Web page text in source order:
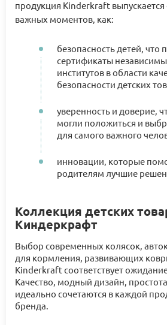
продукция Kinderkraft выпускается
важных моментов, как:
безопасность детей, что
сертификаты
институтов в области
безопасности детских
уверенность и доверие,
могли положиться и
для самого важного
инновации, которые
родителям лучшие
Коллекция детских
Киндеркрафт
Выбор современных колясок,
для кормления, развивающих
Kinderkraft соответствует
Качество, модный дизайн,
идеально сочетаются в каждой
бренда.